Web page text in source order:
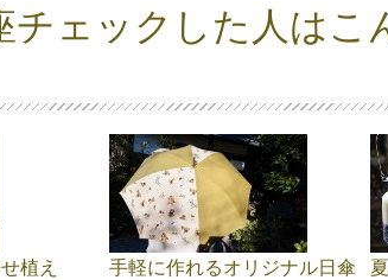
チェックした人は
植え 手軽に作れるオリジナル日傘